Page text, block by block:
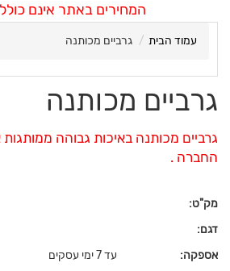
המחירים באתר אינם
עמוד הבית גרביים מכותנה
גרביים מכותנה
גרביים מכותנה באיכות גבוהה
החברה .
מק"ט:
דגם:
אספקה:
עד 7 ימי עסקים